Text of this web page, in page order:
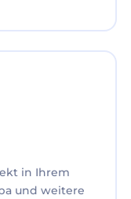
in Ihrem
und weitere